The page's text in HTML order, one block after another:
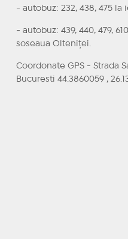
- autobuz: 232, 438, 475 la
- autobuz: 439, 440, 479,
soseaua Olteniţei.
Coordonate GPS - Strada
Bucuresti 44.3860059 ,